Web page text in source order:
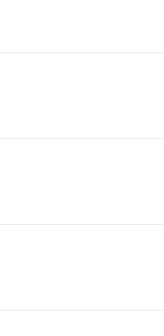
！”
近不了身。”许仙
天买了新鲜的鲈